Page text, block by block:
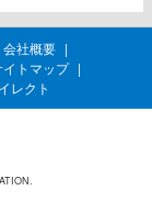
会社概要
イトマップ
レクト